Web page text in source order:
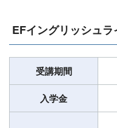
EFイングリッシュ
受講期間
入学金